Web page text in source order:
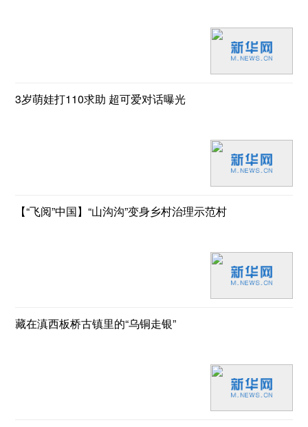
3岁萌娃打110求助 超可爱对话曝光
【“飞阅”中国】“山沟沟”变身乡村治理示范村
藏在滇西板桥古镇里的“乌铜走银”